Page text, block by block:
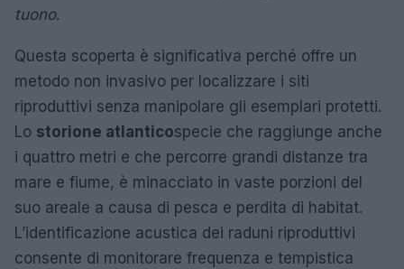
tuono.
Questa scoperta è significativa perché offre un
metodo non invasivo per localizzare i siti
riproduttivi senza manipolare gli esemplari protetti.
Lo storione atlanticospecie che raggiunge anche
i quattro metri e che percorre grandi distanze tra
mare e fiume, è minacciato in vaste porzioni del
suo areale a causa di pesca e perdita di habitat.
L’identificazione acustica dei raduni riproduttivi
consente di monitorare frequenza e tempistica